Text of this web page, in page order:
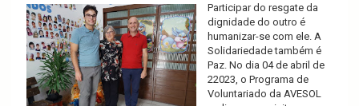
Participar do resgate da
dignidade do outro é
humanizar-se com ele. A
Solidariedade também é
Paz. No dia 04 de abril de
22023, o Programa de
Voluntariado da AVESOL